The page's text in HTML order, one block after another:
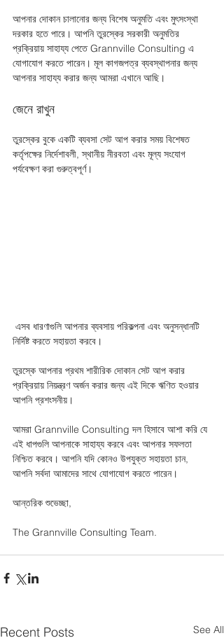
আপনার দোকান চালানোর জন্য বিশেষ অনুমতি এবং মুৎসংস্থা
দরকার হতে পারে। আপনি তুরস্কের সরকারী অনুমতির
প্রক্রিয়ায় সাহায্য পেতে Grannville Consulting এ
যোগাযোগ করতে পারেন। মূল কাগজপত্র ব্যবস্থাপনার জন্য
আপনার সাহায্য করার জন্য আমরা এখানে আছি।
জেনে রাখুন
তুরস্কের বুকে একটি ব্যবসা সেট আপ করার সময় বিশেষত
কর্তৃপক্ষের নির্দেশাবলী, স্থানীয় নীরবতা এবং মূল্য সংযোগ
পর্যবেক্ষণ করা গুরুত্বপূর্ণ।
নির্দিষ্ট করতে সহায়তা করবে।
তুরস্কে আপনার প্রথম শারীরিক দোকান সেট আপ করার
প্রক্রিয়ায় নিয়ন্ত্রণ অর্জন করার জন্য এই দিকে ঋণিত হওয়ার
আপনি প্রশংসনীয়।
আমরা Grannville Consulting দল হিসাবে আশা করি যে
এই ধাপগুলি আপনাকে সাহায্য করবে এবং আপনার সফলতা
নিশ্চিত করবে। আপনি যদি কোনও উপযুক্ত সহায়তা চান,
আপনি সর্বদা আমাদের সাথে যোগাযোগ করতে পারেন।
আন্তরিক শুভেচ্ছা,
The Grannville Consulting Team.
Recent Posts See All